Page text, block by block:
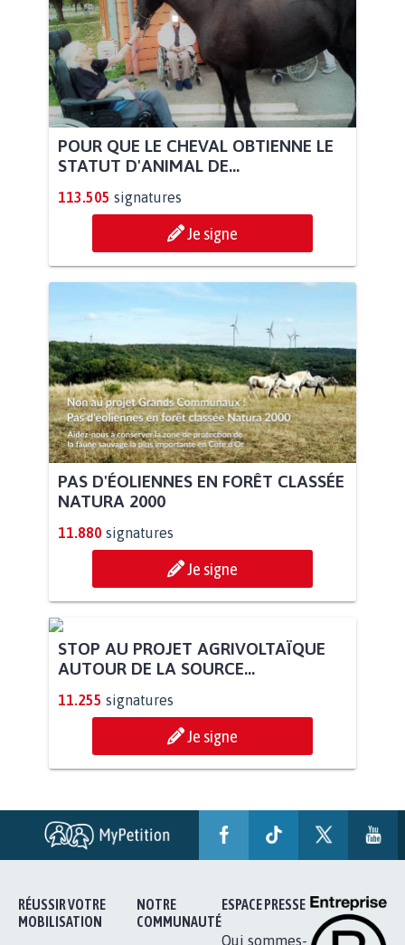
POUR QUE LE CHEVAL OBTIENNE LE
STATUT D'ANIMAL DE...
113.505 signatures
Je signe
PAS D'ÉOLIENNES EN FORÊT CLASSÉE
NATURA 2000
11.880 signatures
Je signe
STOP AU PROJET AGRIVOLTAÏQUE
AUTOUR DE LA SOURCE...
Je signe